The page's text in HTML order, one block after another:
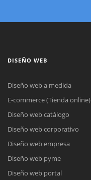
DISEÑO WEB
Diseño web a medida
E-commerce (Tienda online)
Diseño web catálogo
Diseño web corporativo
Diseño web empresa
Diseño web pyme
Diseño web portal